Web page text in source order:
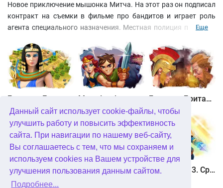
Данный сайт использует cookie-файлы, чтобы
улучшить работу и повысить эффективность
сайта. При навигации по нашему веб-сайту,
Вы соглашаетесь с тем, что мы сохраняем и
используем cookies на Вашем устройстве для
улучшения пользования данным сайтом.
Подробнее...
Новое приключение мышонка Митча. На этот раз он подписал
контракт на съемки в фильме про бандитов и играет роль
агента специального назначения. Местная полиция поручила
в городе и захватить самого опасного в мире бандита по
прозвищу Босс. Чтобы сохранить конфиденциальность, Митчу
придется забыть про свой лимузин и воспользоваться
скоростным небесным такси.
Еще
Maze Lord Битва за Британию. Восстание Каратака
Охота онлайн Птичий переполох 3 Солдатики 3. Средневековье